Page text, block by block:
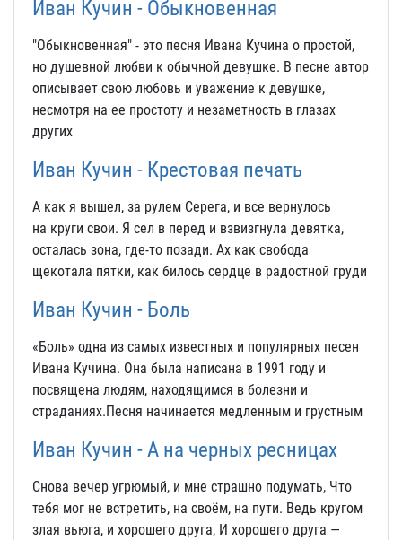
Иван Кучин - Обыкновенная
"Обыкновенная" - это песня Ивана Кучина о простой,
но душевной любви к обычной девушке. В песне автор
описывает свою любовь и уважение к девушке,
несмотря на ее простоту и незаметность в глазах
других
Иван Кучин - Крестовая печать
А как я вышел, за рулем Серега, и все вернулось
на круги свои. Я сел в перед и взвизгнула девятка,
осталась зона, где-то позади. Ах как свобода
щекотала пятки, как билось сердце в радостной груди
Иван Кучин - Боль
«Боль» одна из самых известных и популярных песен
Ивана Кучина. Она была написана в 1991 году и
посвящена людям, находящимся в болезни и
страданиях.Песня начинается медленным и грустным
Иван Кучин - А на черных ресницах
Снова вечер угрюмый, и мне страшно подумать, Что
тебя мог не встретить, на своём, на пути. Ведь кругом
злая вьюга, и хорошего друга, И хорошего друга —